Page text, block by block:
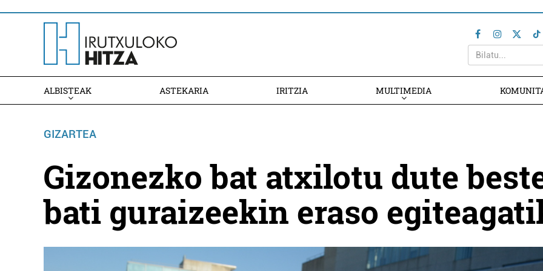
ALBISTEAK ASTEKARIA IRITZIA MULTIMEDIA
GIZARTEA
Gizonezko bat atxilotu dute
bati guraizeekin eraso